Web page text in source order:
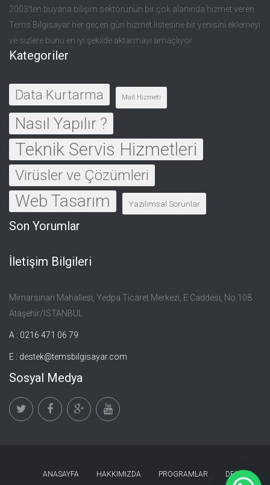
2003’ten buyana bilişim sektörünün bir çok alanında hizmet veren
Tems Bilgisayar her geçen gün hizmet listesine bir yenisini eklemeyi
ve sizlere bunu en iyi şekilde aktarmayı amaçlıyor.
Kategoriler
Data Kurtarma Mail Hizmeti
Nasıl Yapılır ?
Teknik Servis Hizmetleri
Virüsler ve Çözümleri
Web Tasarım Yazılımsal Sorunlar
Son Yorumlar
İletişim Bilgileri
Mimarsinan Mahallesi, Yedpa Ticaret Merkezi, E Caddesi, No:108
Ataşehir/İSTANBUL
A : 0216 471 06 79
E : destek@temsbilgisayar.com
Sosyal Medya
ANASAYFA HAKKIMIZDA PROGRAMLAR DESTEK